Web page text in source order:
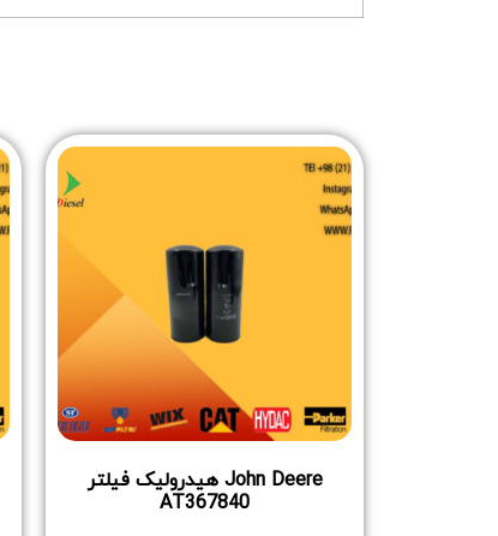
John Deere هیدرولیک فیلتر
AT367840